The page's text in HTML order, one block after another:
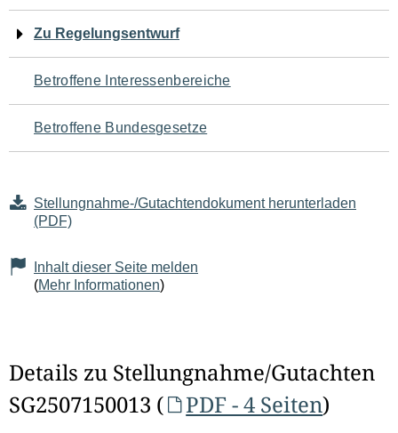
für
den
Seiteninhalt
Zu Regelungsentwurf
Betroffene Interessenbereiche
Betroffene Bundesgesetze
Stellungnahme-/Gutachtendokument herunterladen
(PDF)
Inhalt dieser Seite melden
(Mehr Informationen)
Details zu Stellungnahme/Gutachten
SG2507150013 (
PDF - 4 Seiten)